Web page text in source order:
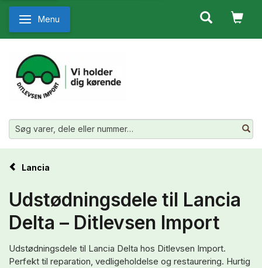
Skifte navigation
Menu
Lancia
Udstødningsdele til Lancia
Delta – Ditlevsen Import
Udstødningsdele til Lancia Delta hos Ditlevsen Import.
Perfekt til reparation, vedligeholdelse og restaurering. Hurtig